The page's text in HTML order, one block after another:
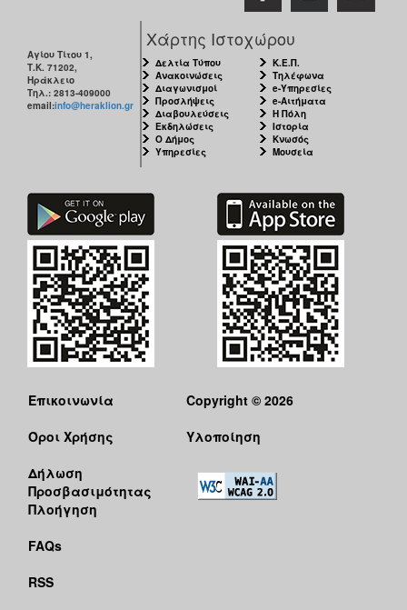
Αγίου Τίτου 1,
Τ.Κ. 71202,
Ηράκλειο
Τηλ.: 2813-409000
email:info@heraklion.gr
Χάρτης Ιστοχώρου
Δελτία Τύπου
Ανακοινώσεις
Διαγωνισμοί
Προσλήψεις
Διαβουλεύσεις
Εκδηλώσεις
Ο Δήμος
Υπηρεσίες
Κ.Ε.Π.
Τηλέφωνα
e-Υπηρεσίες
e-Αιτήματα
Η Πόλη
Ιστορία
Κνωσός
Μουσεία
Επικοινωνία
Όροι Χρήσης
Δήλωση
Προσβασιμότητας
Πλοήγηση
FAQs
RSS
Copyright © 2026
Υλοποίηση